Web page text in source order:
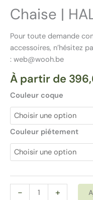
Chaise |
Pour toute demande
accessoires, n’hésitez
: web@wooh.be
À partir de
Couleur coque
Couleur piétement
-
quantité
+